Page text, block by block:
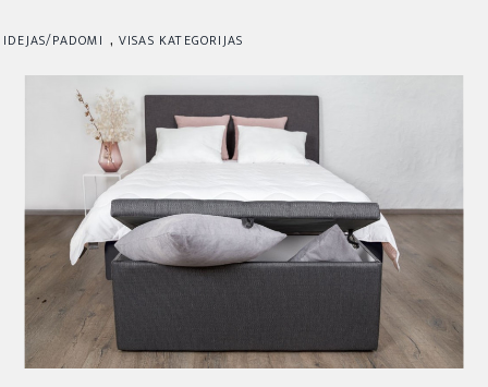
IDEJAS/PADOMI , VISAS KATEGORIJAS